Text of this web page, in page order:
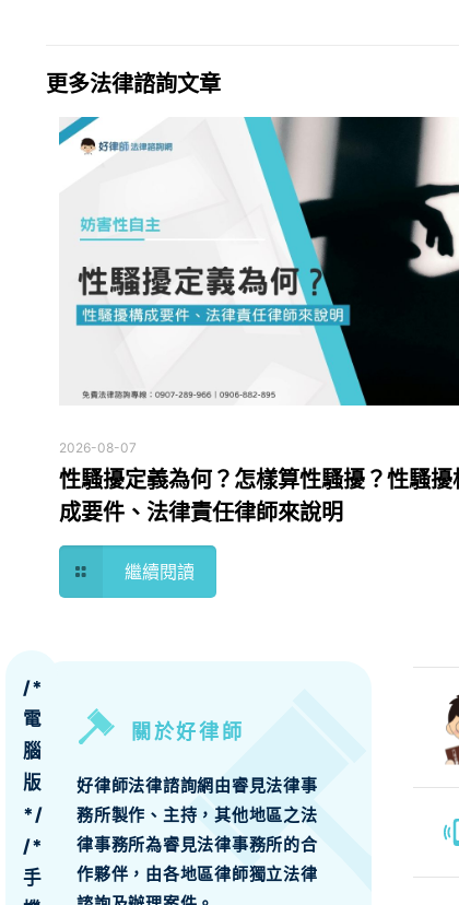
更多法律諮詢文章
2026-08-07
性騷擾定義為何？怎樣算性騷擾？性騷擾
成要件、法律責任律師來說明
繼續閱讀
/*
電
腦
版
*/
/*
手
關於好律師
好律師法律諮詢網由睿見法律事
務所製作、主持，其他地區之法
律事務所為睿見法律事務所的合
作夥伴，由各地區律師獨立法律